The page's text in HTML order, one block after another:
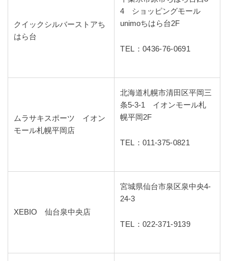
クイックシルバーストアち
はら台
4 ショッピングモール
unimoちはら台2F
TEL：0436-76-0691
ムラサキスポーツ イオン
モール札幌平岡店
北海道札幌市清田区平岡三
条5-3-1 イオンモール札
幌平岡2F
TEL：011-375-0821
XEBIO 仙台泉中央店
宮城県仙台市泉区泉中央4-
24-3
TEL：022-371-9139